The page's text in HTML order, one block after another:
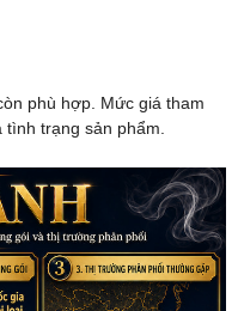
phù hợp. Mức giá tham
trạng sản phẩm.